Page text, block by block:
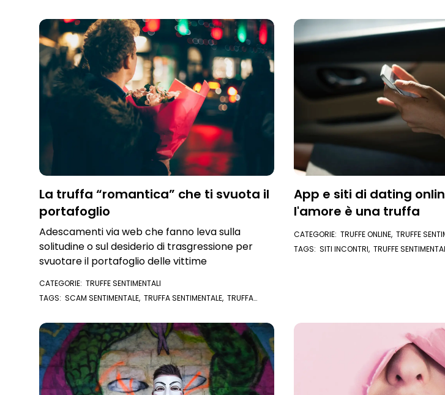
La truffa “romantica” che ti svuota il
portafoglio
Adescamenti via web che fanno leva sulla
solitudine o sul desiderio di trasgressione per
svuotare il portafoglio delle vittime
CATEGORIE: TRUFFE SENTIMENTALI
TAGS: SCAM SENTIMENTALE, TRUFFA SENTIMENTALE, TRUFFA
App e siti di dating
l'amore è una truffa
CATEGORIE: TRUFFE ONLINE, TRUFFE
TAGS: SITI INCONTRI, TRUFFE